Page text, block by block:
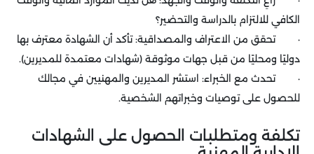
الكافي للالتزام بالدراسة والتحضير؟
· تحقق من الاعتراف والمصداقية: تأكد أن الشهادة معترف بها
دوليًا ومحليًا من قبل جهات موثوقة (شهادات معتمدة للمديرين).
· تحدث مع الخبراء: استشر المديرين والمهنيين في مجالك
للحصول على توصيات وخبراتهم الشخصية.
تكلفة ومتطلبات الحصول على الشهادات